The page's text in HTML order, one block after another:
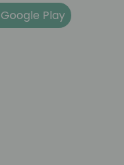
Google Play